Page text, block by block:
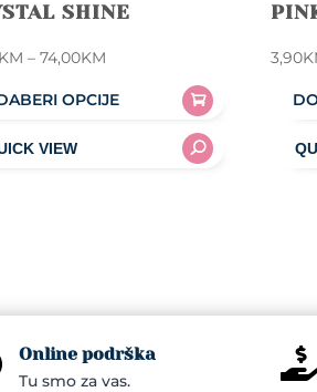
SHINE
KM – 74,00KM
OPCIJE
3,90
Online podrška
Tu smo za vas.